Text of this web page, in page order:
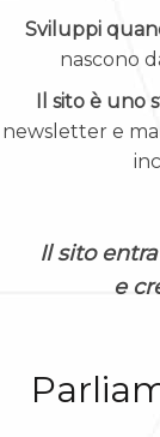
Sviluppi
nascono
Il sito è uno
newsletter e
Il sito
e